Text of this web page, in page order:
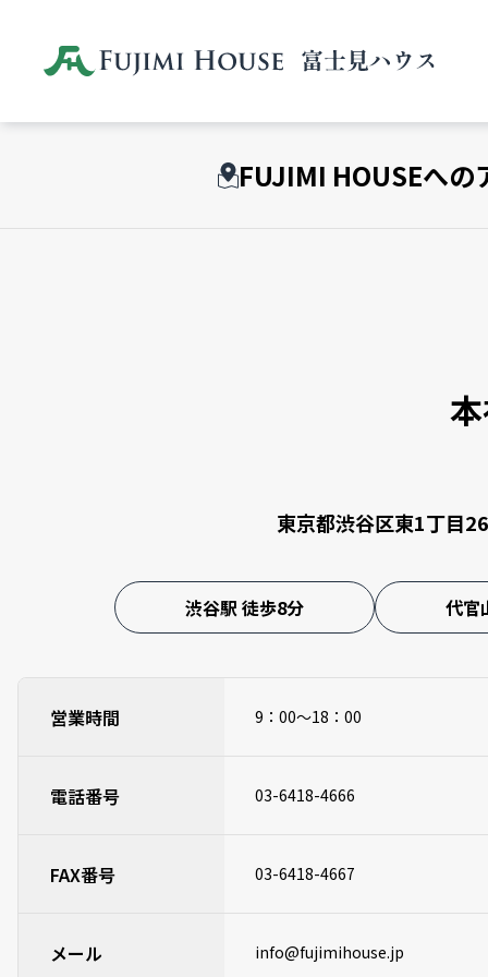
FUJIMI HOUSEへの
東京都渋谷区東1丁目
渋谷駅 徒歩8分 代官
営業時間 9：00～18：00
電話番号 03-6418-4666
FAX番号 03-6418-4667
メール info@fujimihouse.jp